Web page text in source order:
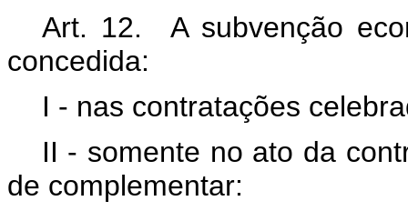
Art. 12. A subvenção
concedida:
I - nas contratações
II - somente no ato da
de complementar: